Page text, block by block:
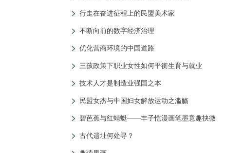
行走在奋进征程上的民盟美术家
不断向前的数字经济治理
优化营商环境的中国道路
三孩政策下职业女性如何平衡生育与就业
技术人才是制造业强国之本
民盟女杰与中国妇女解放运动之滥觞
碧芭蕉与红蜻蜓——丰子恺漫画笔墨意趣抉微
古代遗址何处寻？